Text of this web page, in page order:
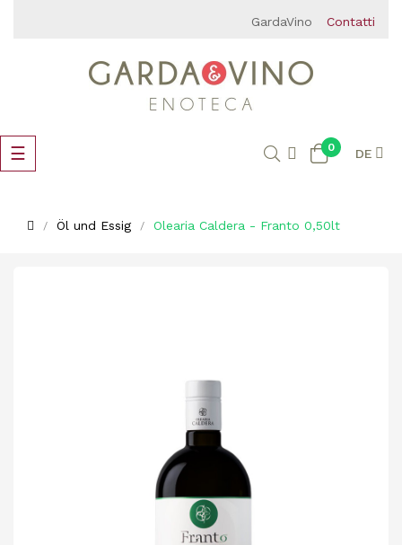
GardaVino Contatti
Umschalten
der
☰ 0 DE
Öl und Essig Olearia Caldera - Franto 0,50lt